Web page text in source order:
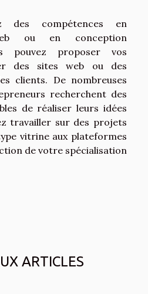
des compétences en
ou en conception
pouvez proposer vos
des sites web ou des
clients. De nombreuses
recherchent des
de réaliser leurs idées
travailler sur des projets
vitrine aux plateformes
de votre spécialisation
ARTICLES